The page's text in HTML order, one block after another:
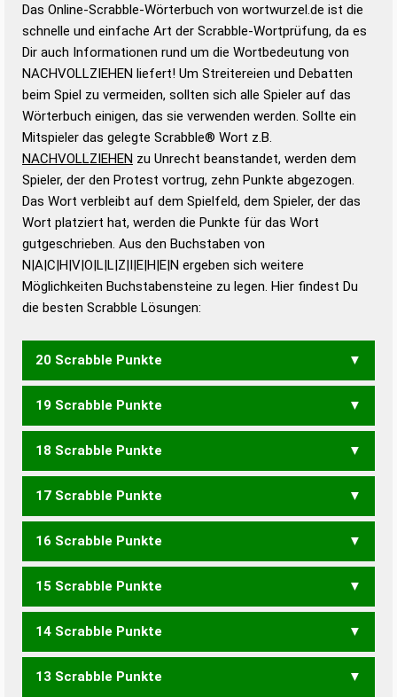
Wortwurzel liefert mit Hilfe eines semantischen
Wortanalyse-Algorithmus gute Anhaltspunkte zu
Wortbedeutung, Worttrennung und Wortform, um die
Gültigkeit eines Wortes für das Scrabble-Spiel zu
bestimmen! zugelassene Turnier Scrabble-
Wörterbücher sind:
Duden – Standardwerk in 12 Bänden
Duden – Richtiges und gutes
Deutsch
Duden – Die deutsche Grammatik
Duden – Deutsches
Universalwörterbuch
Das Online-Scrabble-Wörterbuch von wortwurzel.de ist die
schnelle und einfache Art der Scrabble-Wortprüfung, da es
Dir auch Informationen rund um die Wortbedeutung von
NACHVOLLZIEHEN liefert! Um Streitereien und Debatten
beim Spiel zu vermeiden, sollten sich alle Spieler auf das
Wörterbuch einigen, das sie verwenden werden. Sollte ein
Mitspieler das gelegte Scrabble® Wort z.B.
NACHVOLLZIEHEN zu Unrecht beanstandet, werden dem
Spieler, der den Protest vortrug, zehn Punkte abgezogen.
Das Wort verbleibt auf dem Spielfeld, dem Spieler, der das
Wort platziert hat, werden die Punkte für das Wort
gutgeschrieben. Aus den Buchstaben von
N|A|C|H|V|O|L|L|Z|I|E|H|E|N ergeben sich weitere
Möglichkeiten Buchstabensteine zu legen. Hier findest Du
die besten Scrabble Lösungen:
20 Scrabble Punkte
VIELZAHLEN
19 Scrabble Punkte
EICHENHOLZ HOCHZIELEN
18 Scrabble Punkte
VEILCHEN VIELZAHL
17 Scrabble Punkte
HOCHZIEL HOHLVENE
16 Scrabble Punkte
VELOCE VIOLENZ ALVEOLEN
NACHHOLEN NACHZIEHE
15 Scrabble Punkte
VIECHE ALVEOLE ECHZELL
CALZONEN NACHHOLE ANZEICHEN ANZEICHNE
CHENILLEN EINLOCHEN
14 Scrabble Punkte
VIECH NOVIZE VALENZ
13 Scrabble Punkte